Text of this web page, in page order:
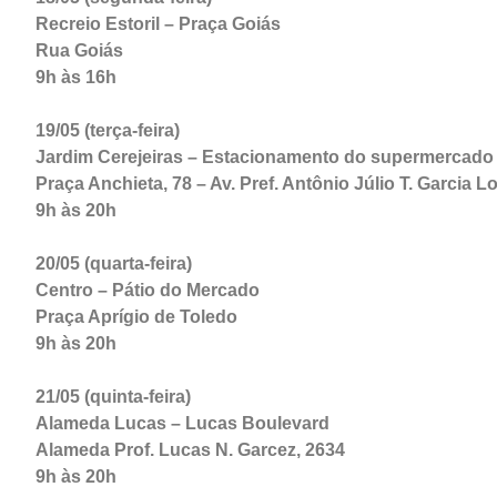
Recreio Estoril – Praça Goiás
Rua Goiás
9h às 16h
19/05 (terça-feira)
Jardim Cerejeiras – Estacionamento do supermercado
Praça Anchieta, 78 – Av. Pref. Antônio Júlio T. Garcia
9h às 20h
20/05 (quarta-feira)
Centro – Pátio do Mercado
Praça Aprígio de Toledo
9h às 20h
21/05 (quinta-feira)
Alameda Lucas – Lucas Boulevard
Alameda Prof. Lucas N. Garcez, 2634
9h às 20h